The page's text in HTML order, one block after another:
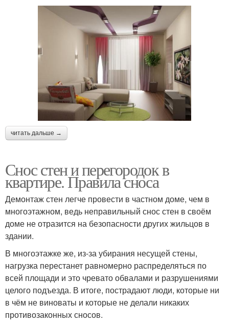
читать дальше →
Снос стен и перегородок в
квартире. Правила сноса
Демонтаж стен легче провести в частном доме, чем в
многоэтажном, ведь неправильный снос стен в своём
доме не отразится на безопасности других жильцов в
здании.
В многоэтажке же, из-за убирания несущей стены,
нагрузка перестанет равномерно распределяться по
всей площади и это чревато обвалами и разрушениями
целого подъезда. В итоге, пострадают люди, которые ни
в чём не виноваты и которые не делали никаких
противозаконных сносов.